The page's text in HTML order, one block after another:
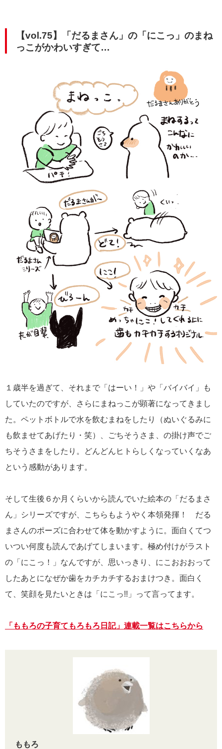
【vol.75】「だるまさん」の「にこっ」のまね
っこがかわいすぎて…
１歳半を過ぎて、それまで「はーい！」や「バイバイ」も
していたのですが、さらにまねっこが顕著になってきまし
た。ペットボトルで水を飲むまねをしたり（ぬいぐるみに
も飲ませてあげたり・笑）、ごちそうさま、の掛け声でご
ちそうさまをしたり。どんどんヒトらしくなっていくなあ
という感動があります。
そして生後６か月くらいから読んでいた絵本の「だるまさ
ん」シリーズですが、こちらもようやく本領発揮！ だる
まさんのポーズに合わせて体を動かすように。面白くてつ
いつい何度も読んであげてしまいます。極め付けがラスト
の「にこっ！」なんですが、思いっきり、にこおおおって
したあとになぜか歯をカチカチするおまけつき。面白く
て、笑顔を見たいときは「にこっ!!」って言ってます。
「ももろの子育てもろもろ日記」連載一覧はこちらから
ももろ